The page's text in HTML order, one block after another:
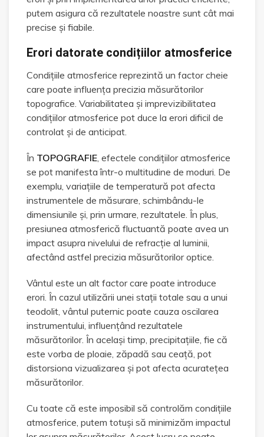
putem asigura că rezultatele noastre sunt cât mai
precise și fiabile.
Erori datorate condițiilor atmosferice
Condițiile atmosferice reprezintă un factor cheie
care poate influența precizia măsurătorilor
topografice. Variabilitatea și imprevizibilitatea
condițiilor atmosferice pot duce la erori dificil de
controlat și de anticipat.
În TOPOGRAFIE , efectele condițiilor atmosferice
se pot manifesta într-o multitudine de moduri. De
exemplu, variațiile de temperatură pot afecta
instrumentele de măsurare, schimbându-le
dimensiunile și, prin urmare, rezultatele. În plus,
presiunea atmosferică fluctuantă poate avea un
impact asupra nivelului de refracție al luminii,
afectând astfel precizia măsurătorilor optice.
Vântul este un alt factor care poate introduce
erori. În cazul utilizării unei stații totale sau a unui
teodolit, vântul puternic poate cauza oscilarea
instrumentului, influențând rezultatele
măsurătorilor. În același timp, precipitațiile, fie că
este vorba de ploaie, zăpadă sau ceață, pot
distorsiona vizualizarea și pot afecta acuratețea
măsurătorilor.
Cu toate că este imposibil să controlăm condițiile
atmosferice, putem totuși să minimizăm impactul